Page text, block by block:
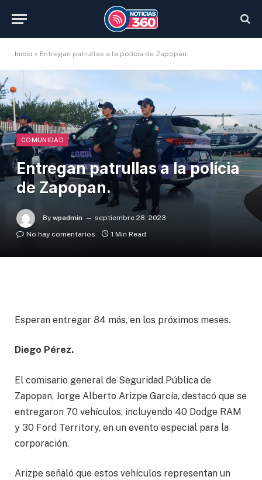
Inicio » Entregan patrullas a la polícia de Zapopan.
COMUNIDAD
Entregan patrullas a la polícia
de Zapopan.
By wpadmin
septiembre 28, 2023
No hay comentarios
1 Min Read
Esperan entregar 84 más, en los próximos meses.
Diego Pérez.
El comisario general de Seguridad Pública de
Zapopan, Jorge Alberto Arizpe García, destacó que se
entregaron 70 vehículos, incluyendo 40 Dodge RAM
y 30 Ford Territory, en un evento especial para la
corporación.
Arizpe señaló que estos vehículos representan un